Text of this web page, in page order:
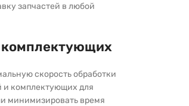
запчастей в любой
комплектующих
скорость обработки
и комплектующих для
минимизировать время